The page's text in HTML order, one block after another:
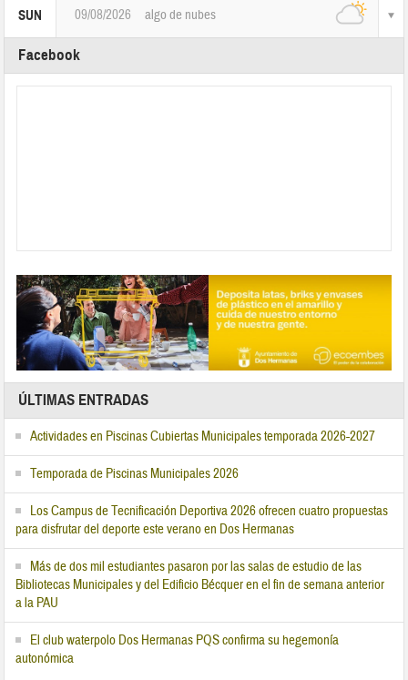
SUN 09/08/2026 algo de nubes
Facebook
ÚLTIMAS ENTRADAS
Actividades en Piscinas Cubiertas Municipales temporada 2026-2027
Temporada de Piscinas Municipales 2026
Los Campus de Tecnificación Deportiva 2026 ofrecen cuatro propuestas
para disfrutar del deporte este verano en Dos Hermanas
Más de dos mil estudiantes pasaron por las salas de estudio de las
Bibliotecas Municipales y del Edificio Bécquer en el fin de semana anterior
a la PAU
El club waterpolo Dos Hermanas PQS confirma su hegemonía
autonómica